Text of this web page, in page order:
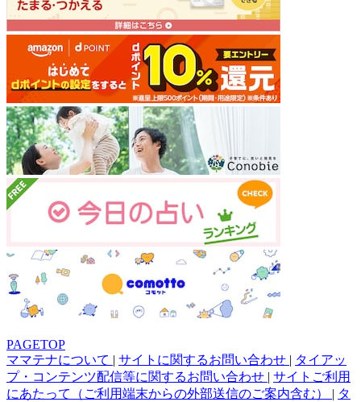
PAGETOP
ママテナについて | サイトに関するお問い合わせ | タイアッ
プ・コンテンツ配信等に関するお問い合わせ | サイトご利用
にあたって（ご利用端末からの外部送信のご案内含む） | タ